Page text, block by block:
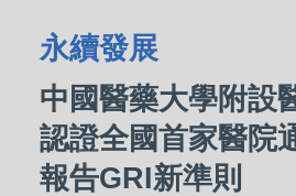
永續發展
中國醫藥大學附設
認證全國首家醫院
報告GRI新準則